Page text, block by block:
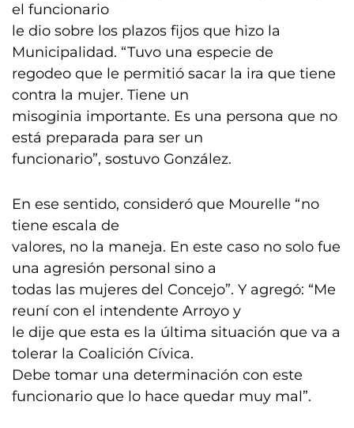
el funcionario
le dio sobre los plazos fijos que hizo la
Municipalidad. “Tuvo una especie de
regodeo que le permitió sacar la ira que tiene
contra la mujer. Tiene un
misoginia importante. Es una persona que no
está preparada para ser un
funcionario”, sostuvo González.
En ese sentido, consideró que Mourelle “no
tiene escala de
valores, no la maneja. En este caso no solo fue
una agresión personal sino a
todas las mujeres del Concejo”. Y agregó: “Me
reuní con el intendente Arroyo y
le dije que esta es la última situación que va a
tolerar la Coalición Cívica.
Debe tomar una determinación con este
funcionario que lo hace quedar muy mal”.